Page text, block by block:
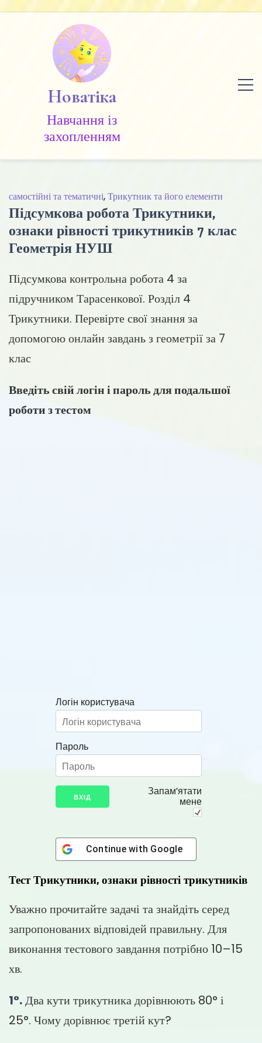
Новатіка
Навчання із
захопленням
самостійні та тематичні,Трикутник та його елементи
Підсумкова робота Трикутники,
ознаки рівності трикутників 7 клас
Геометрія НУШ
Підсумкова контрольна робота 4 за
підручником Тарасенкової. Розділ 4
Трикутники. Перевірте свої знання за
допомогою онлайн завдань з геометрії за 7
клас
Введіть свій логін і пароль для подальшої
роботи з тестом
Логін користувача
Пароль
Запам'ятати
мене
Continue with Google
Тест Трикутники, ознаки рівності трикутників
Уважно прочитайте задачі та знайдіть серед
запропонованих відповідей правильну. Для
виконання тестового завдання потрібно 10–15
хв.
1°.Два кути трикутника дорівнюють 80° і
25°. Чому дорівнює третій кут?